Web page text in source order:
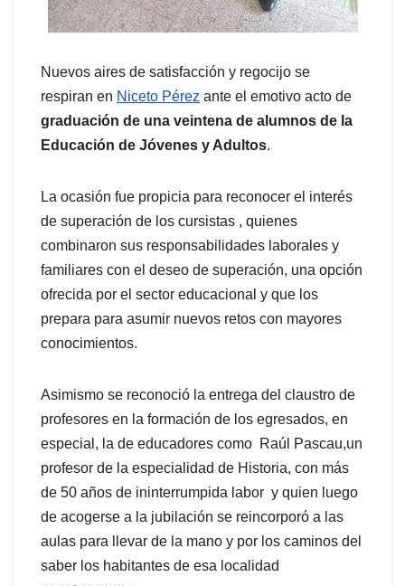
Nuevos aires de satisfacción y regocijo se
respiran en Niceto Pérez ante el emotivo acto de
graduación de una veintena de alumnos de la
Educación de Jóvenes y Adultos.
La ocasión fue propicia para reconocer el interés
de superación de los cursistas , quienes
combinaron sus responsabilidades laborales y
familiares con el deseo de superación, una opción
ofrecida por el sector educacional y que los
prepara para asumir nuevos retos con mayores
conocimientos.
Asimismo se reconoció la entrega del claustro de
profesores en la formación de los egresados, en
especial, la de educadores como Raúl Pascau,un
profesor de la especialidad de Historia, con más
de 50 años de ininterrumpida labor y quien luego
de acogerse a la jubilación se reincorporó a las
aulas para llevar de la mano y por los caminos del
saber los habitantes de esa localidad